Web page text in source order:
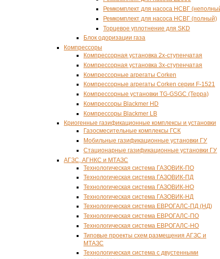
Ремкомплект для насоса НСВГ
Ремкомплект для насоса НСВГ (полный)
Торцевое уплотнение для SKD
Блок одоризации газа
Компрессоры
Компрессорная установка 2х-ступенчатая
Компрессорная установка 3х-ступенчатая
Компрессорные агрегаты Corken
Компрессорные агрегаты Corken серии F-1521
Компрессорные установки TG-GSGC (Терра)
Компрессоры Blackmer HD
Компрессоры Blackmer LB
Криогенные газификационные комплексы и установки
Газосмесительные комплексы ГСК
Мобильные газификационные установки ГУ
Стационарные газификационные установки ГУ
АГЗС, АГНКС и МТАЗС
Технологическая система ГАЗОВИК-ПО
Технологическая система ГАЗОВИК-ПД
Технологическая система ГАЗОВИК-НО
Технологическая система ГАЗОВИК-НД
Технологическая система ЕВРОГАЛС-ПД (НД)
Технологическая система ЕВРОГАЛС-ПО
Технологическая система ЕВРОГАЛС-НО
Типовые проекты схем размещения АГЗС и
МТАЗС
Технологическая система с двустенными